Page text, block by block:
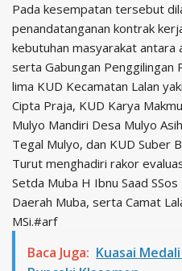
Pada kesempatan tersebut
penandatanganan kontrak
kebutuhan masyarakat antara
serta Gabungan Penggilingan
lima KUD Kecamatan Lalan
Cipta Praja, KUD Karya
Mulyo Mandiri Desa Mulyo
Tegal Mulyo, dan KUD Suber
Turut menghadiri rakor
Setda Muba H Ibnu Saad
Daerah Muba, serta Camat
MSi.#arf
Baca Juga: Kuasai